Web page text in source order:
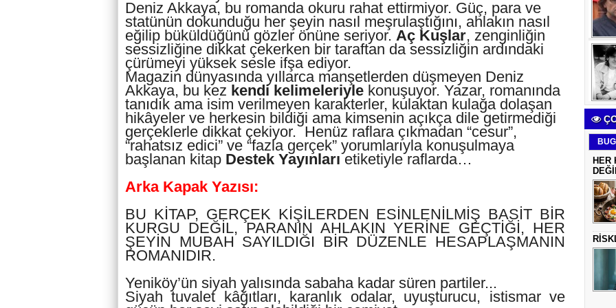
Deniz Akkaya, bu romanda okuru rahat ettirmiyor. Güç, para ve
statünün dokunduğu her şeyin nasıl meşrulaştığını, ahlakın nasıl
eğilip büküldüğünü gözler önüne seriyor. Aç Kuşlar, zenginliğin
sessizliğine dikkat çekerken bir taraftan da sessizliğin ardındaki
çürümeyi yüksek sesle ifşa ediyor.
Magazin dünyasında yıllarca manşetlerden düşmeyen Deniz
Akkaya, bu kez kendi kelimeleriyle konuşuyor. Yazar, romanında
tanıdık ama isim verilmeyen karakterler, kulaktan kulağa dolaşan
hikâyeler ve herkesin bildiği ama kimsenin açıkça dile getirmediği
gerçeklerle dikkat çekiyor. Henüz raflara çıkmadan “cesur”,
“rahatsız edici” ve “fazla gerçek” yorumlarıyla konuşulmaya
başlanan kitap Destek Yayınlarıetiketiyle raflarda…
Arka Kapak Yazısı:
BU KİTAP, GERÇEK KİŞİLERDEN ESİNLENİLMİŞ BASİT BİR
KURGU DEĞİL, PARANIN AHLAKIN YERİNE GEÇTİĞİ, HER
ŞEYİN MUBAH SAYILDIĞI BİR DÜZENLE HESAPLAŞMANIN
ROMANIDIR.
Yeniköy’ün siyah yalısında sabaha kadar süren partiler...
Siyah tuvalet kâğıtları, karanlık odalar, uyuşturucu, istismar ve
HER